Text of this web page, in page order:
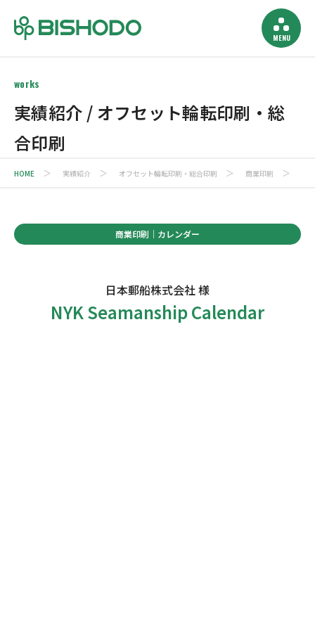
works
実績紹介 / オフセット輪転印刷・総
合印刷
HOME 実績紹介 オフセット輪転印刷・総合印刷 商業印刷
商業印刷｜カレンダー
日本郵船株式会社 様
NYK Seamanship Calendar